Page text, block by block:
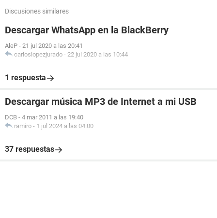
Discusiones similares
Descargar WhatsApp en la BlackBerry
AleP - 21 jul 2020 a las 20:41
carloslopezjurado - 22 jul 2020 a las 10:44
1 respuesta
Descargar música MP3 de Internet a mi USB
DCB - 4 mar 2011 a las 19:40
ramiro - 1 jul 2024 a las 04:00
37 respuestas